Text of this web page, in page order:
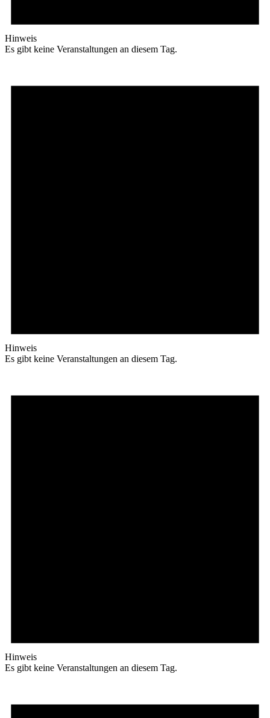
Hinweis
Es gibt keine Veranstaltungen an diesem Tag.
Hinweis
Es gibt keine Veranstaltungen an diesem Tag.
Hinweis
Es gibt keine Veranstaltungen an diesem Tag.